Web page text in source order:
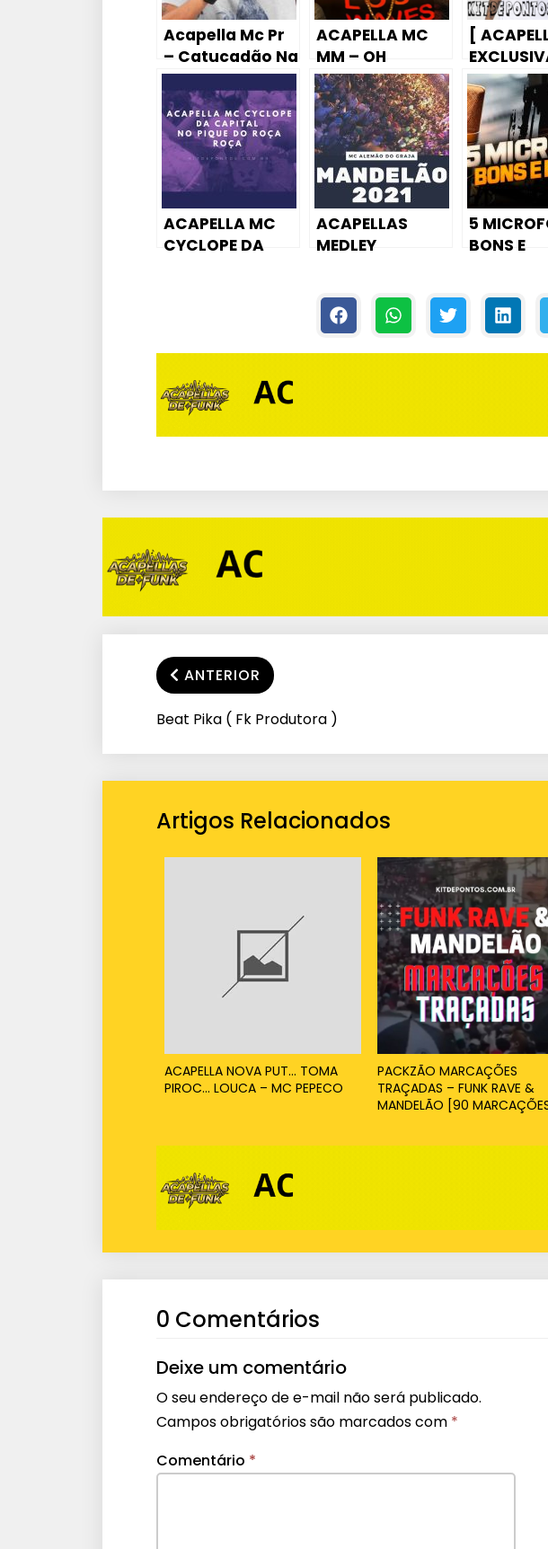
Acapella Mc Pr
– Catucadão Na
Tcheca [ DJ
MENOR PR ]
ACAPELLA MC
MM – OH
SAPEKINHA [DJ
2P MIX]
[
– Troca
Olhares
ACAPELLA MC
CYCLOPE DA
ACAPELLAS
MEDLEY
DO GRAJA
5
BONS E
VOZ
ANTERIOR
Beat Pika ( Fk Produtora )
Artigos Relacionados
ACAPELLA NOVA PUT… TOMA
PIROC… LOUCA – MC PEPECO
PACKZÃO MARCAÇÕES
TRAÇADAS – FUNK RAVE &
MANDELÃO [90
0 Comentários
Deixe um comentário
O seu endereço de e-mail não será publicado.
Campos obrigatórios são marcados com *
Comentário *